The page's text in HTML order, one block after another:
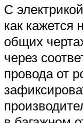
С
как кажется
общих
через
провода от